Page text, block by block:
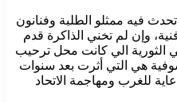
فيه ممثلو الطلبة وفنانون
وإن لم تخني الذاكرة قدم
الثورية الي كانت محل ترحيب
هي التي أثرت بعد سنوات
للغرب ومهاجمة الاتحاد